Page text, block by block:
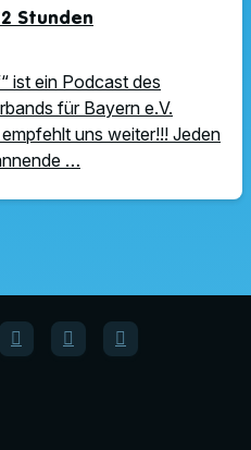
Stunden
ist ein Podcast des
für Bayern e.V.
uns weiter!!! Jeden
…